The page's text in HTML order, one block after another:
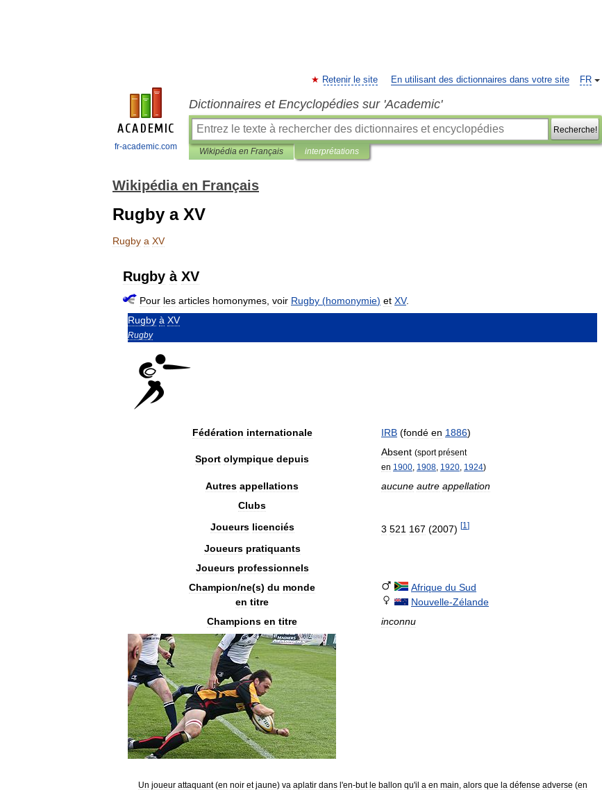
fr-academic.com
FR
Retenir le site En utilisant des dictionnaires dans votre site
Dictionnaires et Encyclopédies sur 'Academic'
Recherche!
Wikipédia en Français interprétations
Wikipédia en Français
Rugby a XV
Rugby a XV
Rugby à XV
Pour les articles homonymes voir Rugby (homonymie) et XV.
Rugby à XV
Rugby
Fédération internationale IRB (fondé en 1886)
Sport olympique depuis
Absent (sport présent
en 1900 1908 1920 1924)
Autres appellations aucune autre appellation
Clubs
Joueurs licenciés 3 521 167 (2007) [1 ]
Joueurs pratiquants
Joueurs professionnels
Champion/ne(s) du monde
en titre
Afrique du Sud
Nouvelle-Zélande
Champions en titre inconnu
Un joueur attaquant(en noir et jaune) va aplatir dans l'en-but le ballon qu'il a en main alors que la défense adverse (en